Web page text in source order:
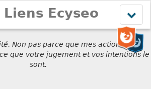
le
menu
Liens Ecyseo
Non pas parce que mes actions sont
que votre jugement et vos intentions le
sont.